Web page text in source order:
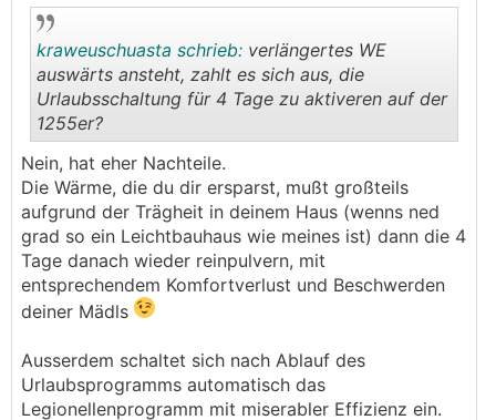
..
kraweuschuasta schrieb: verlängertes WE
auswärts ansteht, zahlt es sich aus, die
Urlaubsschaltung für 4 Tage zu aktiveren auf der
1255er?
Nein, hat eher Nachteile.
Die Wärme, die du dir ersparst, mußt großteils
aufgrund der Trägheit in deinem Haus (wenns ned
grad so ein Leichtbauhaus wie meines ist) dann die 4
Tage danach wieder reinpulvern, mit
entsprechendem Komfortverlust und Beschwerden
deiner Mädls
Ausserdem schaltet sich nach Ablauf des
Urlaubsprogramms automatisch das
Legionellenprogramm mit miserabler Effizienz ein.